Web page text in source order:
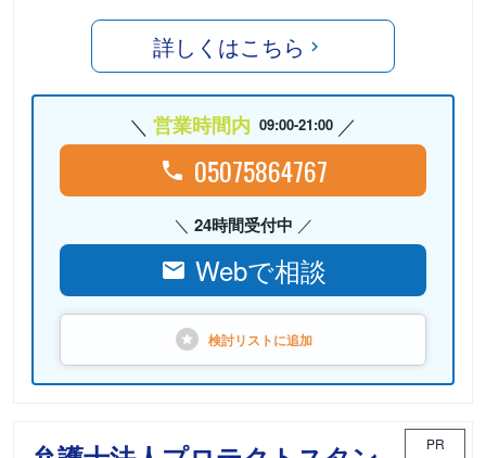
詳しくはこちら
営業時間内 09:00-21:00
05075864767
24時間受付中
Webで相談
検討リストに追加
PR